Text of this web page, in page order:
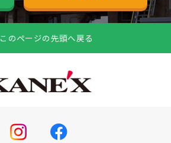
このページの先頭へ戻る